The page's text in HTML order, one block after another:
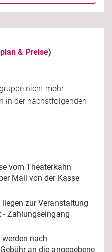
& Preise)
nicht mehr
in der nächstfolgenden
vom Theaterkahn
Mail von der Kasse
zur Veranstaltung
- Zahlungseingang
werden nach
an die angegebene